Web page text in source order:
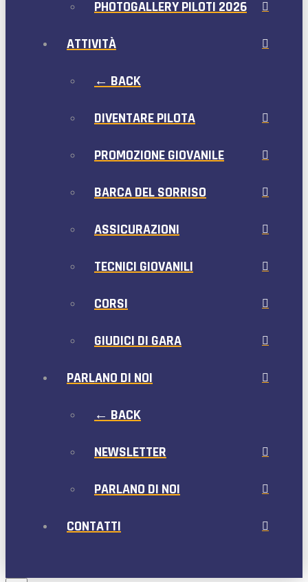
PHOTOGALLERY PILOTI 2026
ATTIVITÀ
← BACK
DIVENTARE PILOTA
PROMOZIONE GIOVANILE
BARCA DEL SORRISO
ASSICURAZIONI
TECNICI GIOVANILI
CORSI
GIUDICI DI GARA
PARLANO DI NOI
← BACK
NEWSLETTER
PARLANO DI NOI
CONTATTI